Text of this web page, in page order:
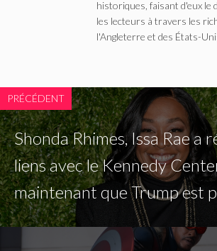
historiques, faisant d'eux le
les lecteurs à travers les
l'Angleterre et des États-
PRÉCÉDENT
Shonda Rhimes, Issa Rae a
liens avec le Kennedy
maintenant que Trump est